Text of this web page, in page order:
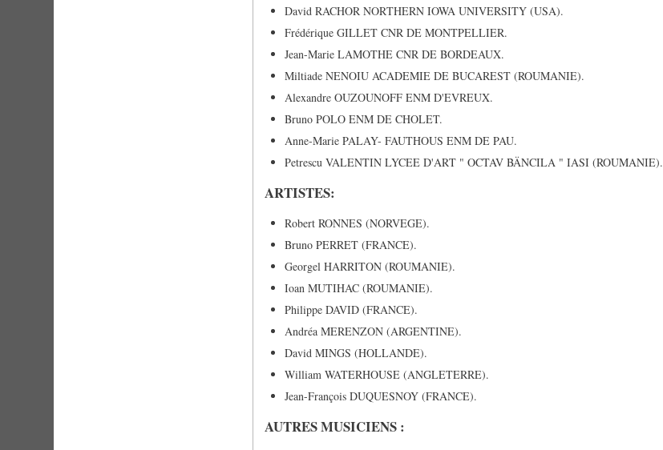
David RACHOR NORTHERN IOWA UNIVERSITY (USA).
Frédérique GILLET CNR DE MONTPELLIER.
Jean-Marie LAMOTHE CNR DE BORDEAUX.
Miltiade NENOIU ACADEMIE DE BUCAREST (ROUMANIE).
Alexandre OUZOUNOFF ENM D'EVREUX.
Bruno POLO ENM DE CHOLET.
Anne-Marie PALAY- FAUTHOUS ENM DE PAU.
Petrescu VALENTIN LYCEE D'ART " OCTAV BÄNCILA " IASI (ROUMANIE).
ARTISTES:
Robert RONNES (NORVEGE).
Bruno PERRET (FRANCE).
Georgel HARRITON (ROUMANIE).
Ioan MUTIHAC (ROUMANIE).
Philippe DAVID (FRANCE).
Andréa MERENZON (ARGENTINE).
David MINGS (HOLLANDE).
William WATERHOUSE (ANGLETERRE).
Jean-François DUQUESNOY (FRANCE).
AUTRES MUSICIENS :